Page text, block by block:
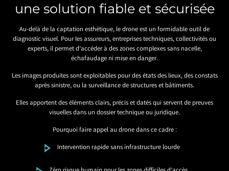
une solution fiable et sécurisée
Au-delà de la captation esthétique, le drone est un formidable outil de
diagnostic visuel. Pour les assureurs, entreprises techniques, collectivités ou
experts, il permet d’accéder à des zones complexes sans nacelle,
échafaudage ni mise en danger.
Les images produites sont exploitables pour des états des lieux, des constats
après sinistre, ou la surveillance de structures et bâtiments.
Elles apportent des éléments clairs, précis et datés qui servent de preuves
visuelles dans un dossier technique ou juridique.
Pourquoi faire appel au drone dans ce cadre :
Intervention rapide sans infrastructure lourde